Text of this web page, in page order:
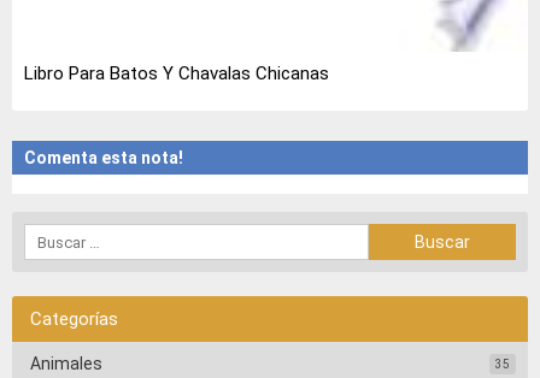
Libro Para Batos Y Chavalas Chicanas
Comenta esta nota!
Categorías
Animales 35